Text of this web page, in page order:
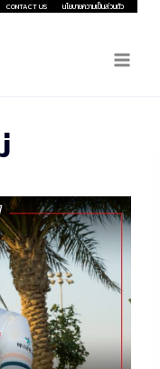
CONTACT US นโยบายความเป็นส่วนตัว